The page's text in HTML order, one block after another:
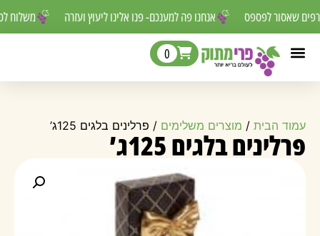
אנחנו פה למענכם- פנו אלינו ליעוץ ועזרה שאסור לפספס
0
עמוד הבית/ מוצרים משלימים/ פרלינים בלגים 125ג’
פרלינים בלגים 125ג’